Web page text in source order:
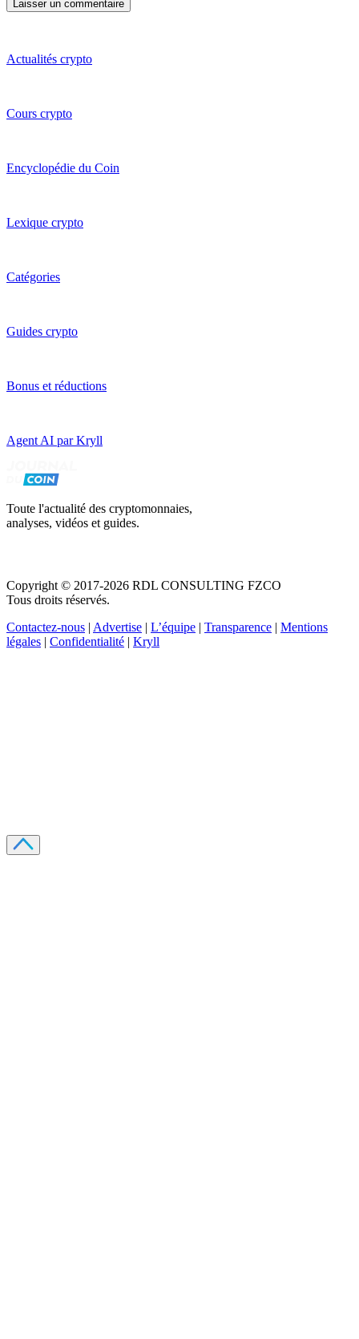
Actualités crypto
Cours crypto
Encyclopédie du Coin
Lexique crypto
Catégories
Guides crypto
Bonus et réductions
Agent AI par Kryll
Toute l'actualité des cryptomonnaies,
analyses, vidéos et guides.
Copyright © 2017-2026 RDL CONSULTING FZCO
Tous droits réservés.
Contactez-nous Advertise L’équipe Transparence
Mentions
légales
Confidentialité Kryll